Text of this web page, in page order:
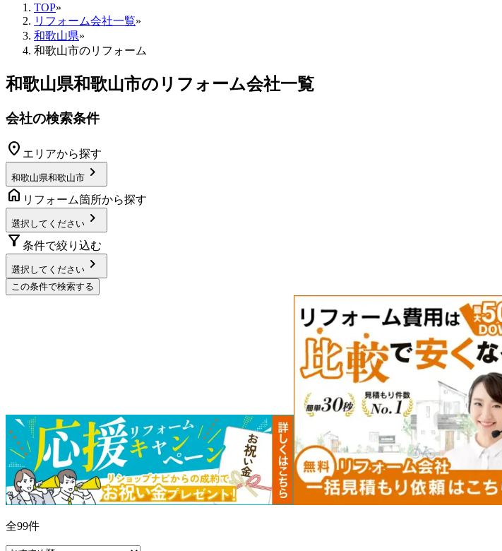
TOP»
リフォーム会社一覧»
和歌山県»
和歌山市のリフォーム
和歌山県和歌山市のリフォーム会社一覧
会社の検索条件
location_on エリアから探す
和歌山県和歌山市 chevron_right
home リフォーム箇所から探す
選択してください chevron_right
filter_alt 条件で絞り込む
選択してください chevron_right
この条件で検索する
全99件